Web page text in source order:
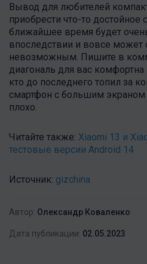
Вывод для любителей
приобрести что-то
ближайшее время будет
впоследствии и вовсе может
невозможным. Пишите в
диагональ для вас комфортна
кто до последнего топил за
смартфон с большим экраном
плохо.
Читайте также: Xiaomi 13 и
тестовые версии Android 14
Источник: gizchina
Автор: Олександр Коваленко
Дата публикации: 02.05.2023